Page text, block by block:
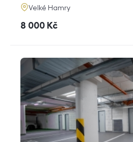
adresa
Velké Hamry
cena
8 000 Kč